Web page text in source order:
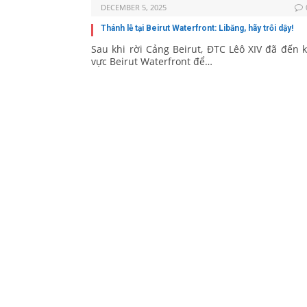
DECEMBER 5, 2025
Thánh lễ tại Beirut Waterfront: Libăng, hãy trỗi dậy!
Sau khi rời Cảng Beirut, ĐTC Lêô XIV đã đến
vực Beirut Waterfront để…